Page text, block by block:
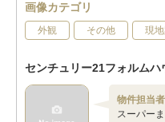
画像カテゴリ
外観 その他 現
センチュリー21フォルムハ
物件担当
スーパー